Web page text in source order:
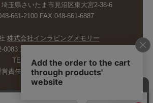
埼玉県さいたま市見沼区東大宮2-38-6
661-2100 FAX:048-661-6887
:株式会社インラビングメモリー
0083 東京都千代田区麹町5-6-4
TEL:03-6265-4986
営責任者:斉藤久美子 内山剛巳